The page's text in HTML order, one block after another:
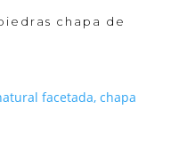
chapa de